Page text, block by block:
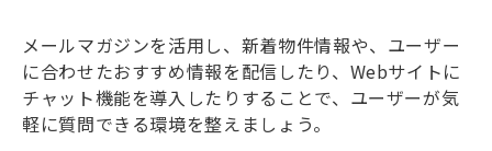
メールマガジンを活用し、新着物件情報や、ユーザー
に合わせたおすすめ情報を配信したり、Webサイトに
チャット機能を導入したりすることで、ユーザーが気
軽に質問できる環境を整えましょう。